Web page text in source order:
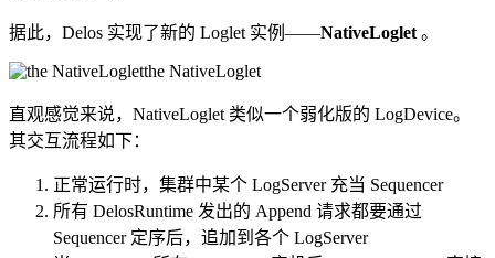
据此，Delos 实现了新的 Loglet 实例——NativeLoglet。
the NativeLoglet
直观感觉来说，NativeLoglet 类似一个弱化版的 LogDevice。
其交互流程如下：
正常运行时，集群中某个 LogServer 充当 Sequencer
所有 DelosRuntime 发出的 Append 请求都要通过
Sequencer 定序后，追加到各个 LogServer